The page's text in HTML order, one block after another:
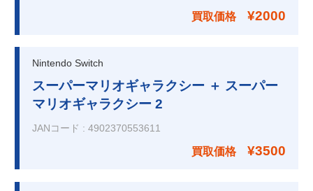
買取価格 ¥2000
Nintendo Switch
スーパーマリオギャラクシー ＋ スーパー
マリオギャラクシー 2
JANコード : 4902370553611
買取価格 ¥3500